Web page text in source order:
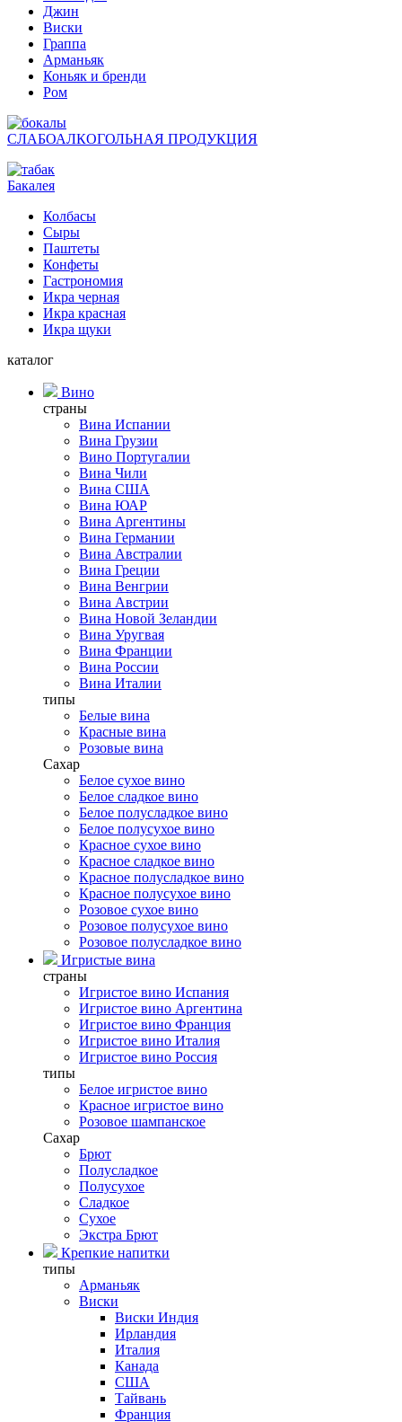
Джин
Виски
Граппа
Арманьяк
Коньяк и бренди
Ром
СЛАБОАЛКОГОЛЬНАЯ ПРОДУКЦИЯ
Бакалея
Колбасы
Сыры
Паштеты
Конфеты
Гастрономия
Икра черная
Икра красная
Икра щуки
каталог
Вино
страны
Вина Испании
Вина Грузии
Вино Португалии
Вина Чили
Вина США
Вина ЮАР
Вина Аргентины
Вина Германии
Вина Австралии
Вина Греции
Вина Венгрии
Вина Австрии
Вина Новой Зеландии
Вина Уругвая
Вина Франции
Вина России
Вина Италии
типы
Белые вина
Красные вина
Розовые вина
Сахар
Белое сухое вино
Белое сладкое вино
Белое полусладкое вино
Белое полусухое вино
Красное сухое вино
Красное сладкое вино
Красное полусладкое вино
Красное полусухое вино
Розовое сухое вино
Розовое полусухое вино
Розовое полусладкое вино
Игристые вина
страны
Игристое вино Испания
Игристое вино Аргентина
Игристое вино Франция
Игристое вино Италия
Игристое вино Россия
типы
Белое игристое вино
Красное игристое вино
Розовое шампанское
Сахар
Брют
Полусладкое
Полусухое
Сладкое
Сухое
Экстра Брют
Крепкие напитки
типы
Арманьяк
Виски
Виски Индия
Ирландия
Италия
Канада
США
Тайвань
Франция